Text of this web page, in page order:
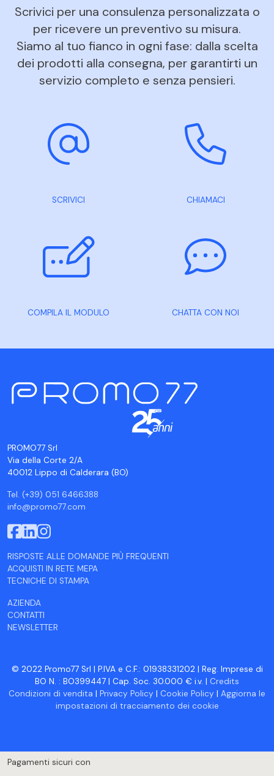
Scrivici per una consulenza personalizzata o
per ricevere un preventivo su misura.
Siamo al tuo fianco in ogni fase: dalla scelta
dei prodotti alla consegna, per garantirti un
servizio completo e senza pensieri.
SCRIVICI CHIAMACI
COMPILA IL MODULO CHATTA CON NOI
PROMO77 Srl
Via della Corte 2/A
40012 Lippo di Calderara (BO)
Tel. (+39) 051 6466388
info@promo77.com
RISPOSTE ALLE DOMANDE PIÙ FREQUENTI
ACQUISTI IN RETE MEPA
TECNICHE DI STAMPA
AZIENDA
CONTATTI
NEWSLETTER
© 2022 Promo77 Srl | P.IVA e C.F.: 01938331202 | Reg. Imprese di
BO N. : BO399447 | Cap. Soc. 30.000 € i.v. | Credits
Condizioni di vendita | Privacy Policy | Cookie Policy | Aggiorna le
impostazioni di tracciamento dei cookie
Pagamenti sicuri con